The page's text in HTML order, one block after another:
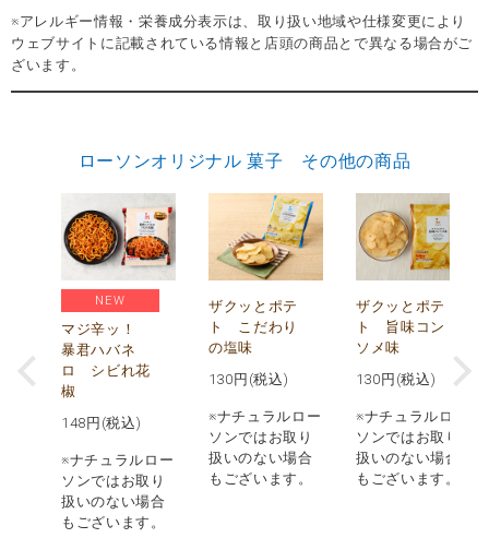
※アレルギー情報・栄養成分表示は、取り扱い地域や仕様変更により
ウェブサイトに記載されている情報と店頭の商品とで異なる場合がご
ざいます。
ローソンオリジナル 菓子 その他の商品
NEW
マジ辛ッ！
暴君ハバネ
ロ シビれ花
椒
148 円(税込)
※ナチュラルロー
ソンではお取り
扱いのない場合
もございます。
ザクッとポテ
ト こだわり
の塩味
130 円(税込)
※ナチュラルロー
ソンではお取り
扱いのない場合
もございます。
ザクッとポテ
ト 旨味コン
ソメ味
130 円(税込)
※ナチュラルロー
ソンではお取り
扱いのない場合
もございます。